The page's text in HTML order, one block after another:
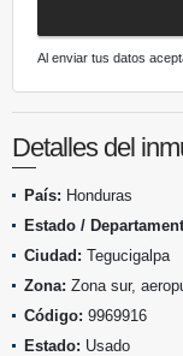
Al enviar tus datos
Detalles del
País: Honduras
Estado /
Ciudad: Tegucigalpa
Zona: Zona sur,
Código: 9969916
Estado: Usado